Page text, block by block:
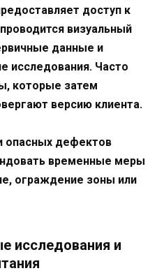
доступ к
визуальный
данные и
исследования. Часто
которые затем
версию клиента.
опасных дефектов
временные меры
ограждение зоны или
исследования и